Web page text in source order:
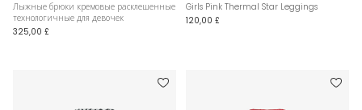
Лыжные брюки кремовые расклешенные
технологичные для девочек
325,00 £
Girls Pink Thermal Star Leggings
120,00 £